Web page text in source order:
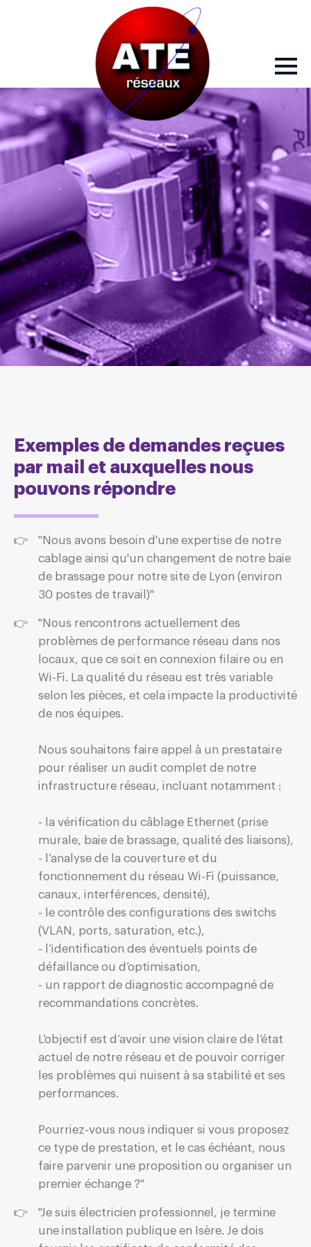
Exemples de demandes reçues
par mail et auxquelles nous
pouvons répondre
"Nous avons besoin d'une expertise de notre
cablage ainsi qu'un changement de notre baie
de brassage pour notre site de Lyon (environ
30 postes de travail)"
"Nous rencontrons actuellement des
problèmes de performance réseau dans nos
locaux, que ce soit en connexion filaire ou en
Wi-Fi. La qualité du réseau est très variable
selon les pièces, et cela impacte la productivité
de nos équipes.
Nous souhaitons faire appel à un prestataire
pour réaliser un audit complet de notre
infrastructure réseau, incluant notamment :
- la vérification du câblage Ethernet (prise
murale, baie de brassage, qualité des liaisons),
- l’analyse de la couverture et du
fonctionnement du réseau Wi-Fi (puissance,
canaux, interférences, densité),
- le contrôle des configurations des switchs
(VLAN, ports, saturation, etc.),
- l’identification des éventuels points de
défaillance ou d’optimisation,
- un rapport de diagnostic accompagné de
recommandations concrètes.
L’objectif est d’avoir une vision claire de l’état
actuel de notre réseau et de pouvoir corriger
les problèmes qui nuisent à sa stabilité et ses
performances.
Pourriez-vous nous indiquer si vous proposez
ce type de prestation, et le cas échéant, nous
faire parvenir une proposition ou organiser un
premier échange ?"
"Je suis électricien professionnel, je termine
une installation publique en Isère. Je dois